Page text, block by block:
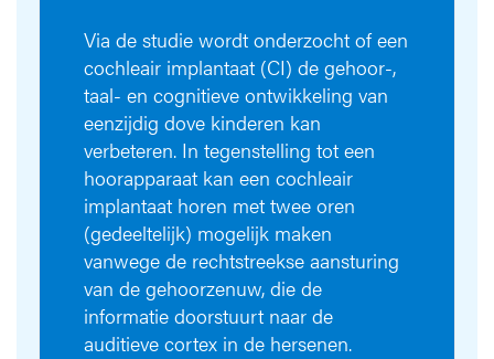
Via de studie wordt onderzocht of een
cochleair implantaat (CI) de gehoor-,
taal- en cognitieve ontwikkeling van
eenzijdig dove kinderen kan
verbeteren. In tegenstelling tot een
hoorapparaat kan een cochleair
implantaat horen met twee oren
(gedeeltelijk) mogelijk maken
vanwege de rechtstreekse aansturing
van de gehoorzenuw, die de
informatie doorstuurt naar de
auditieve cortex in de hersenen.